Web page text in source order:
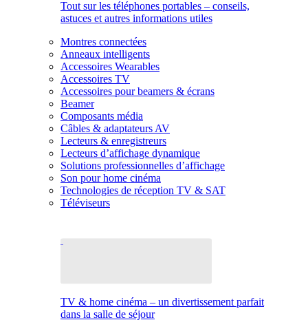
Tout sur les téléphones portables – conseils,
astuces et autres informations utiles
Montres connectées
Anneaux intelligents
Accessoires Wearables
Accessoires TV
Accessoires pour beamers & écrans
Beamer
Composants média
Câbles & adaptateurs AV
Lecteurs & enregistreurs
Lecteurs d’affichage dynamique
Solutions professionnelles d’affichage
Son pour home cinéma
Technologies de réception TV & SAT
Téléviseurs
TV & home cinéma – un divertissement parfait
dans la salle de séjour